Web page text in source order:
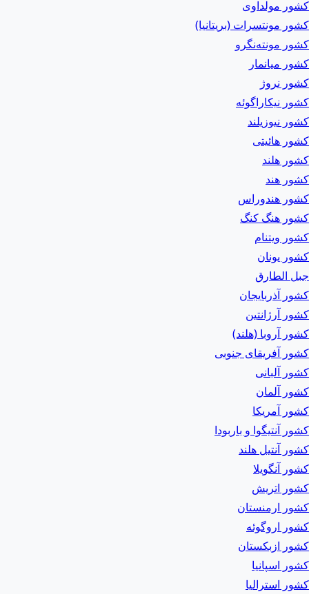
کشور مولداوی
کشور مونتسرات (بریتانیا)
کشور مونته‌نگرو
کشور میانمار
کشور نروژ
کشور نیکاراگوئه
کشور نیوزیلند
کشور هائیتی
کشور هلند
کشور هند
کشور هندوراس
کشور هنگ کنگ
کشور ویتنام
کشور یونان
جبل الطارق
کشور آذربایجان
کشور آرژانتین
کشور آروبا (هلند)
کشور آفریقای جنوبی
کشور آلبانی
کشور آلمان
کشور آمریکا
کشور آنتیگوا و باربودا
کشور آنتیل هلند
کشور آنگویلا
کشور اتریش
کشور ارمنستان
کشور اروگوئه
کشور ازبکستان
کشور اسپانیا
کشور استرالیا